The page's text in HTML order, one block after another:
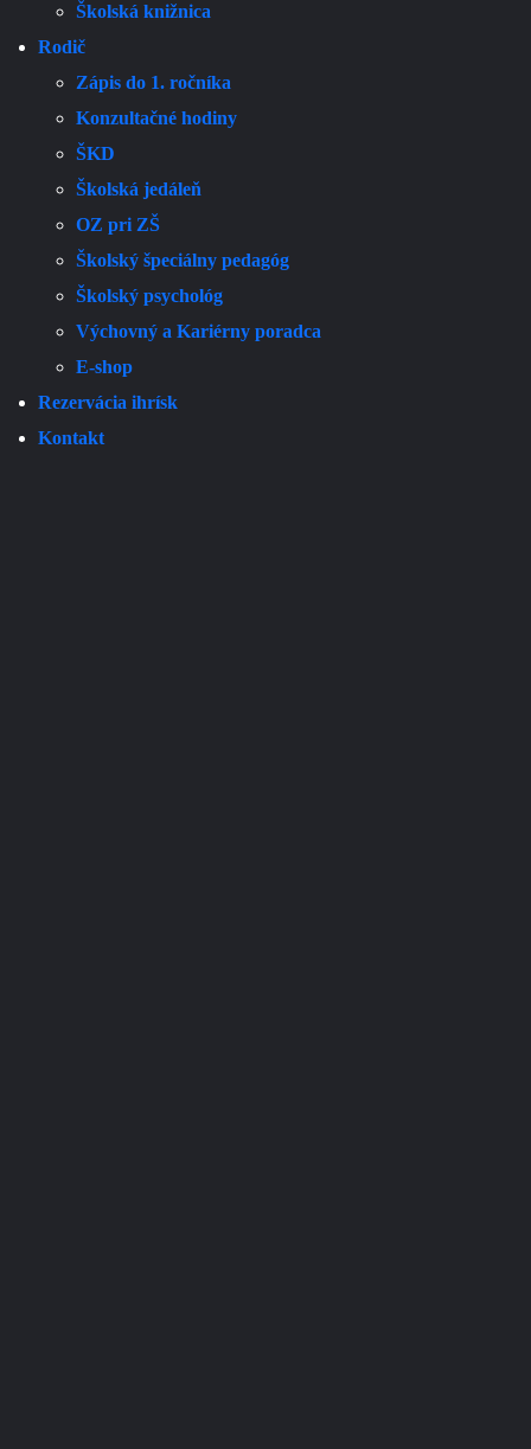
Školská knižnica
Rodič
Zápis do 1. ročníka
Konzultačné hodiny
ŠKD
Školská jedáleň
OZ pri ZŠ
Školský špeciálny pedagóg
Školský psychológ
Výchovný a Kariérny poradca
E-shop
Rezervácia ihrísk
Kontakt